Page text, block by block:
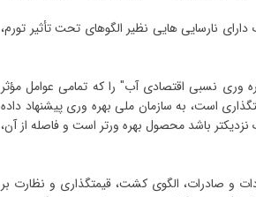
نارسایی هایی نظیر الگوهای تحت تأثیر تورم،
نسبی اقتصادی آب" را که تمامی عوامل مؤثر
است، به سازمان ملی بهره وری پیشنهاد داده
باشد محصول بهره ورتر است و فاصله از آن،
و صادرات، الگوی کشت، قیمتگذاری و نظارت بر